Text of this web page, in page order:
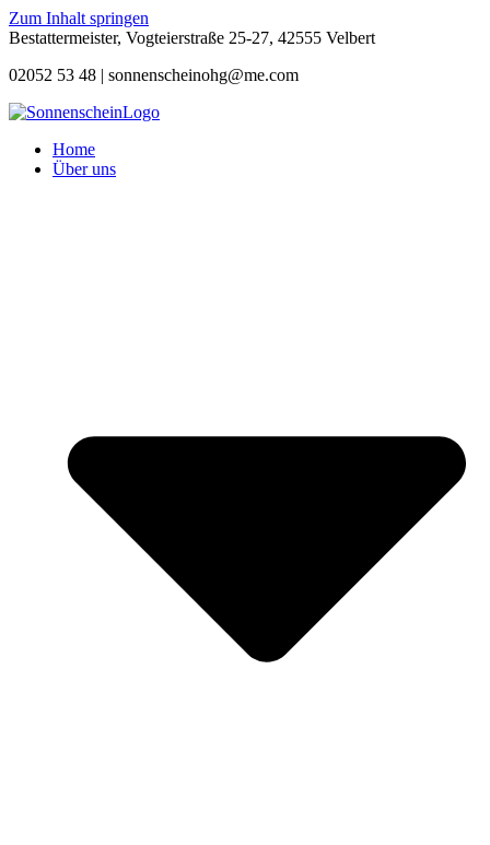
Zum Inhalt springen
Bestattermeister, Vogteierstraße 25-27, 42555 Velbert
02052 53 48 | sonnenscheinohg@me.com
Home
Über uns